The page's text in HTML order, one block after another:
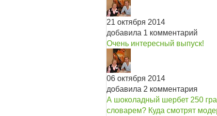
21 октября 2014
добавила 1 комментарий
Очень интересный выпуск!
06 октября 2014
добавила 2 комментария
А шоколадный шербет 250
словарем? Куда смотрят